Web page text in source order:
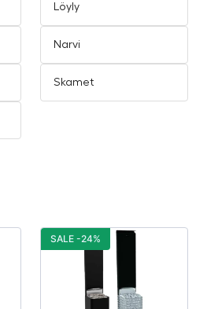
Löyly
Narvi
Skamet
SALE -24%